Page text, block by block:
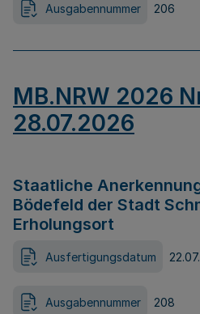
Ausgabennummer 206
MB.NRW 2026
28.07.2026
Staatliche
Bödefeld der Stadt
Erholungsort
Ausfertigungsdatum
Ausgabennummer 208